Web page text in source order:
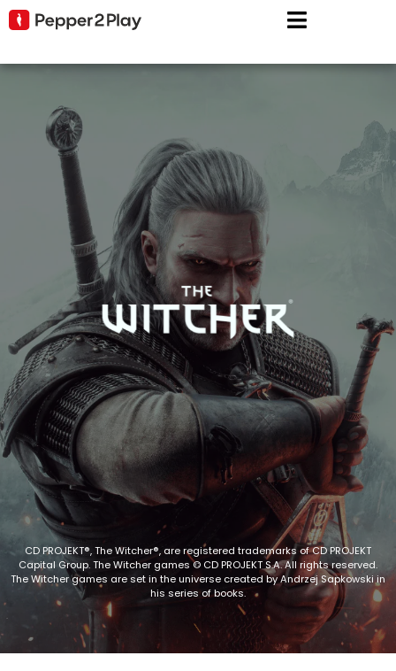
CD PROJEKT®, The Witcher®, are registered trademarks of CD PROJEKT
Capital Group. The Witcher games © CD PROJEKT S.A. All rights reserved.
The Witcher games are set in the universe created by Andrzej Sapkowski in
his series of books.